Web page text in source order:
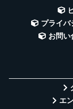
プライバ
お問い
エ